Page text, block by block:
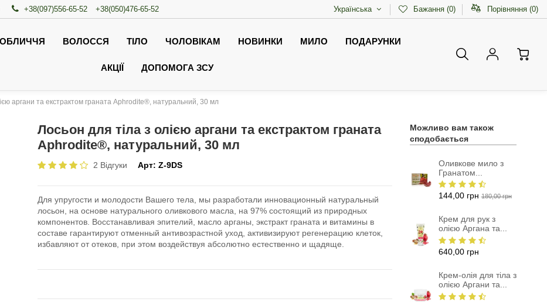
+38(097)556-65-52 +38(050)476-65-52 Українська Бажання (0) Порівняння (0)
ОБЛИЧЧЯ ВОЛОССЯ ТІЛО ЧОЛОВІКАМ НОВИНКИ МИЛО ПОДАРУНКИ
АКЦІЇ ДОПОМОГА ЗСУ
аргани та екстрактом граната Aphrodite®, натуральний, 30 мл
Лосьон для тіла з олією аргани та екстрактом граната
Aphrodite®, натуральний, 30 мл
2 Відгуки Арт: Z-9DS
Для упругости и молодости Вашего тела, мы разработали инновационный натуральный
лосьон, на основе натурального оливкового масла, на 97% состоящий из природных
компонентов. Восстанавливая эпителий, масло арганы,экстракт граната и витамины в
составе гарантируют отменный антивозрастной уход, активизируют регенерацию клеток,
избавляют от отеков, при этом воздействуя абсолютно естественно и щадяще.
Можливо вам також
сподобається
Оливкове мило з
Гранатом...
144,00 грн 180,00 грн
Крем для рук з
олією Аргана та...
640,00 грн
Крем-олія для тіла з
олією Аргани та...